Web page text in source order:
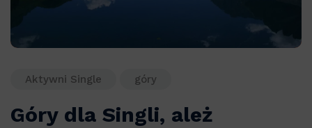
Aktywni Single góry
Góry dla Singli, ależ